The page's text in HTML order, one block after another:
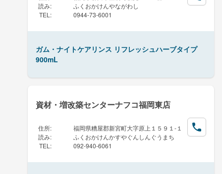
読み:
ふくおかけんやながわし
TEL : 0944-73-6001
ガム・ナイトケアリンス リフレッシュハーブタイプ
900mL
資材・増改築センターナフコ福岡東店
住所:
福岡県糟屋郡新宮町大字原上１５９１-１
読み:
ふくおかけんかすやぐんしんぐうまち
TEL : 092-940-6061